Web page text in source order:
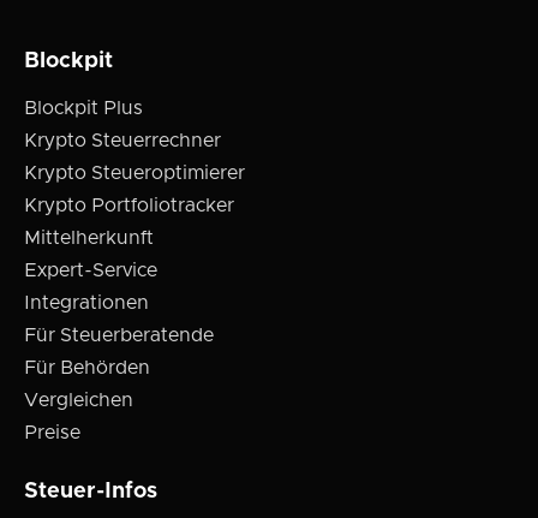
Blockpit
Blockpit Plus
Krypto Steuerrechner
Krypto Steueroptimierer
Krypto Portfoliotracker
Mittelherkunft
Expert-Service
Integrationen
Für Steuerberatende
Für Behörden
Vergleichen
Preise
Steuer-Infos